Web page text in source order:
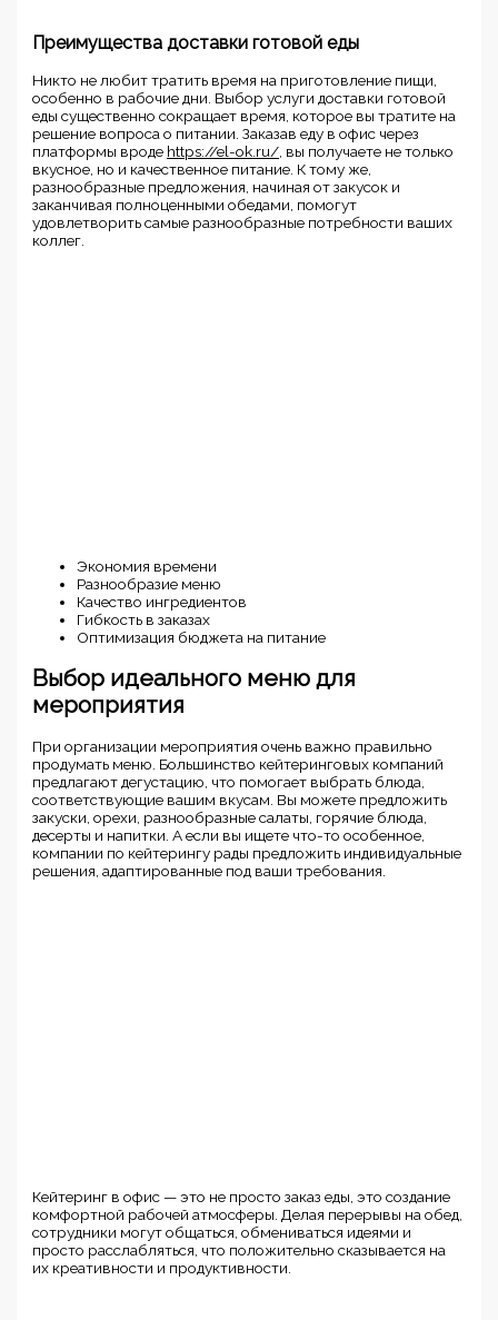
Преимущества доставки готовой еды
Никто не любит тратить время на приготовление пищи,
особенно в рабочие дни. Выбор услуги доставки готовой
еды существенно сокращает время, которое вы тратите на
решение вопроса о питании. Заказав еду в офис через
платформы вроде https://el-ok.ru/ , вы получаете не только
вкусное, но и качественное питание. К тому же,
разнообразные предложения, начиная от закусок и
заканчивая полноценными обедами, помогут
удовлетворить самые разнообразные потребности ваших
коллег.
Экономия времени
Разнообразие меню
Качество ингредиентов
Гибкость в заказах
Оптимизация бюджета на питание
Выбор идеального меню для
мероприятия
При организации мероприятия очень важно правильно
продумать меню. Большинство кейтеринговых компаний
предлагают дегустацию, что помогает выбрать блюда,
соответствующие вашим вкусам. Вы можете предложить
закуски, орехи, разнообразные салаты, горячие блюда,
десерты и напитки. А если вы ищете что-то особенное,
компании по кейтерингу рады предложить индивидуальные
решения, адаптированные под ваши требования.
Кейтеринг в офис — это не просто заказ еды, это создание
комфортной рабочей атмосферы. Делая перерывы на обед,
сотрудники могут общаться, обмениваться идеями и
просто расслабляться, что положительно сказывается на
их креативности и продуктивности.